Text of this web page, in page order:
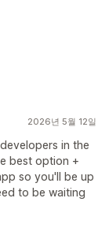
2026년 5월 12일
in the
best option +
so you'll be up
to be waiting